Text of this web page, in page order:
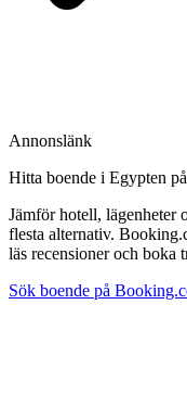
Annonslänk
Hitta boende i Egypten
Jämför hotell, lägenheter
flesta alternativ.
läs recensioner och boka
Sök boende på